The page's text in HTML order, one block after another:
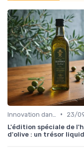
•
23/
L'édition spéciale de
d'olive : un trésor